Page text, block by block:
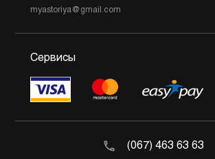
myastoriya@gmail.com
Сервисы
(067) 463 63 63